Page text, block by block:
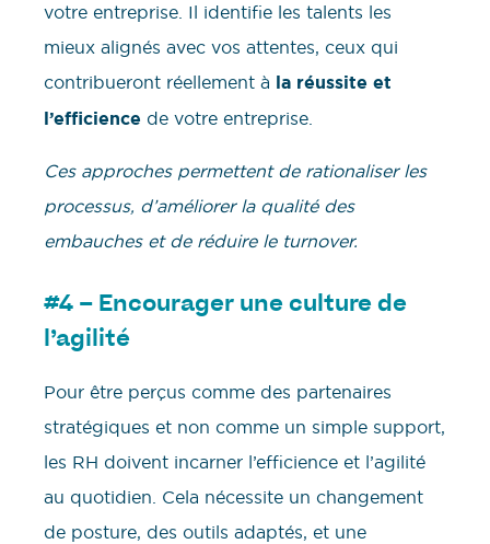
votre entreprise. Il identifie les talents les
mieux alignés avec vos attentes, ceux qui
contribueront réellement à la réussite et
l’efficience de votre entreprise.
Ces approches permettent de rationaliser les
processus, d’améliorer la qualité des
embauches et de réduire le turnover.
#4 – Encourager une culture de
l’agilité
Pour être perçus comme des partenaires
stratégiques et non comme un simple support,
les RH doivent incarner l’efficience et l’agilité
au quotidien. Cela nécessite un changement
de posture, des outils adaptés, et une